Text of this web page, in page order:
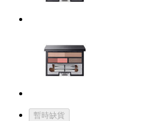
暫時缺貨